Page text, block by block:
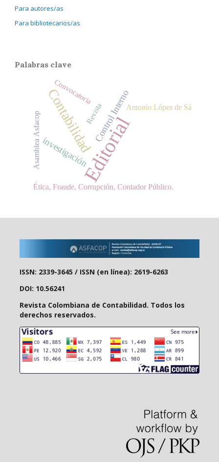
Para autores/as
Para bibliotecarios/as
Palabras clave
Editorial
ContabilidadControl Interno
investigación
Ética, Fraude, Corrupción, Contador Público.
Antonio Lópes de Sá
Asamblea Asfacop Revista
Convocatoria
ISSN: 2339-3645 / ISSN (en línea): 2619-6263
DOI: 10.56241
Revista Colombiana de Contabilidad. Todos los
derechos reservados.